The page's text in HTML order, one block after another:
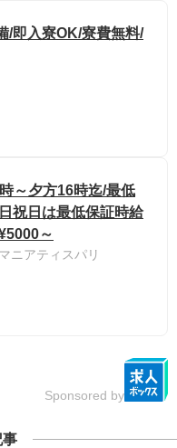
/即入寮OK/寮費無料/
～夕方16時迄/最低
祝日は最低保証時給
～
ニアティスパリ
Sponsored by
事